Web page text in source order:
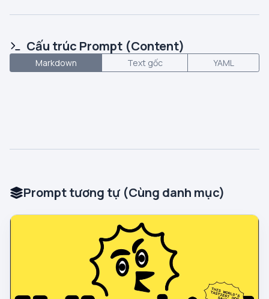
Cấu trúc Prompt (Content)
Markdown Text gốc YAML
Prompt tương tự (Cùng danh mục)